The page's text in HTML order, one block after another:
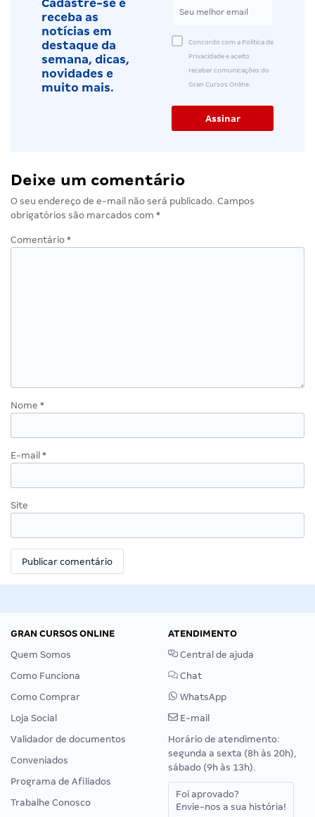
Cadastre-se e
receba as
notícias em
destaque da
semana, dicas,
novidades e
muito mais.
Concordo com a Política de
Privacidade e aceito
receber comunicações do
Gran Cursos Online.
Deixe um comentário
O seu endereço de e-mail não será publicado. Campos
obrigatórios são marcados com *
Comentário *
Nome *
E-mail *
Site
GRAN CURSOS ONLINE
Quem Somos
Como Funciona
Como Comprar
Loja Social
Validador de documentos
Conveniados
Programa de Afiliados
Trabalhe Conosco
ATENDIMENTO
Central de ajuda
Chat
WhatsApp
E-mail
Horário de atendimento:
segunda a sexta (8h às 20h),
sábado (9h às 13h).
Foi aprovado?
Envie-nos a sua história!